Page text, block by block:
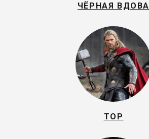
ЧЁРНАЯ ВДОВА
ТОР